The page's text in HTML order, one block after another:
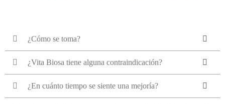
¿Cómo se toma?
¿Vita Biosa tiene alguna contraindicación?
¿En cuánto tiempo se siente una mejoría?